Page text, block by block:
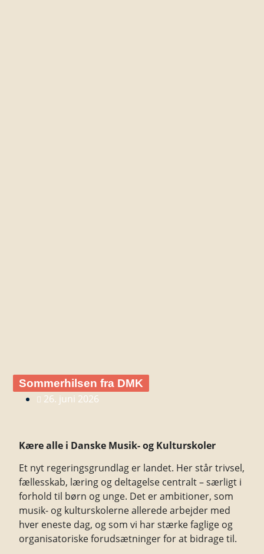
Sommerhilsen fra DMK
26. juni 2026
Kære alle i Danske Musik- og Kulturskoler
Et nyt regeringsgrundlag er landet. Her står trivsel,
fællesskab, læring og deltagelse centralt – særligt i
forhold til børn og unge. Det er ambitioner, som
musik- og kulturskolerne allerede arbejder med
hver eneste dag, og som vi har stærke faglige og
organisatoriske forudsætninger for at bidrage til.